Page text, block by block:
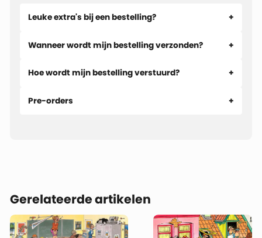
Leuke extra's bij een bestelling?
Wanneer wordt mijn bestelling verzonden?
Hoe wordt mijn bestelling verstuurd?
Pre-orders
Gerelateerde artikelen